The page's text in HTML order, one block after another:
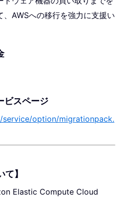
、AWSへの移行を強力に支援い
スページ
option/migrationpack.
】
Elastic Compute Cloud